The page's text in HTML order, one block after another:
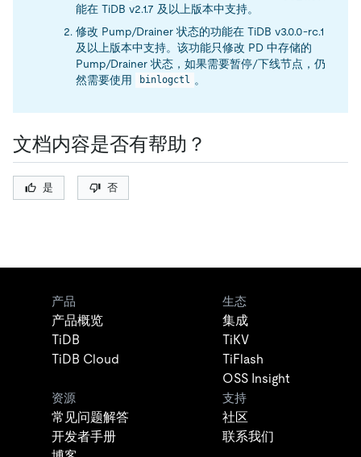
能在 TiDB v2.1.7 及以上版本中支持。
修改 Pump/Drainer 状态的功能在 TiDB v3.0.0-rc.1
及以上版本中支持。该功能只修改 PD 中存储的
Pump/Drainer 状态，如果需要暂停/下线节点，仍
然需要使用
binlogctl 。
文档内容是否有帮助？
是 否
产品
产品概览
TiDB
TiDB Cloud
生态
集成
TiKV
TiFlash
OSS Insight
资源
常见问题解答
开发者手册
支持
社区
联系我们